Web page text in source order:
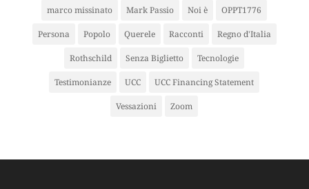
marco missinato Mark Passio Noi è OPPT1776
Persona Popolo Querele Racconti Regno d'Italia
Rothschild Senza Biglietto Tecnologie
Testimonianze UCC UCC Financing Statement
Vessazioni Zoom